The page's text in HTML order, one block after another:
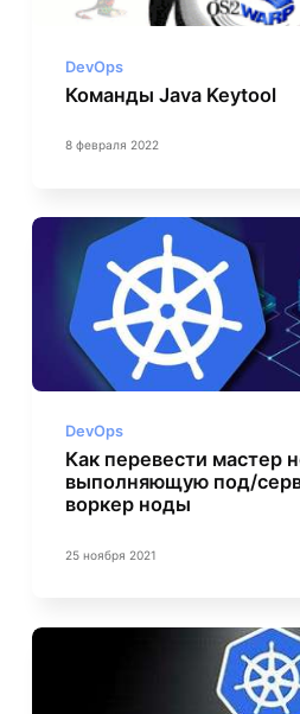
DevOps
Команды Java Keytool
8 февраля 2022
DevOps
Как перевести мастер
выполняющую под/
воркер ноды
25 ноября 2021